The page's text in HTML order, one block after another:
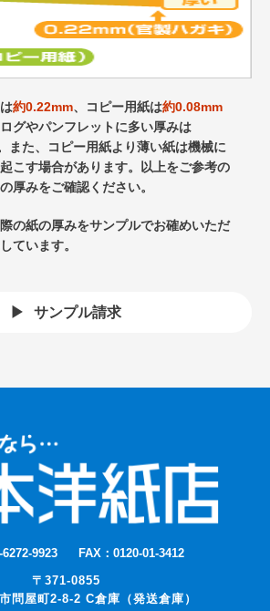
約0.22mm、コピー用紙は約0.08mm
グやパンフレットに多い厚みは
また、コピー用紙より薄い紙は機械に
こす場合があります。以上をご参考の
厚みをご確認ください。
の紙の厚みをサンプルでお確めいただ
ています。
サンプル請求
9923
FAX：0120-01-3412
〒371-0855
問屋町2-8-2 C倉庫（発送倉庫）